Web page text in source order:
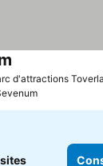
d'attractions